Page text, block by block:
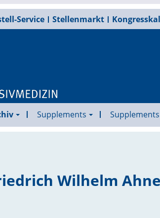
Service Stellenmarkt
Supplements
Wilhelm